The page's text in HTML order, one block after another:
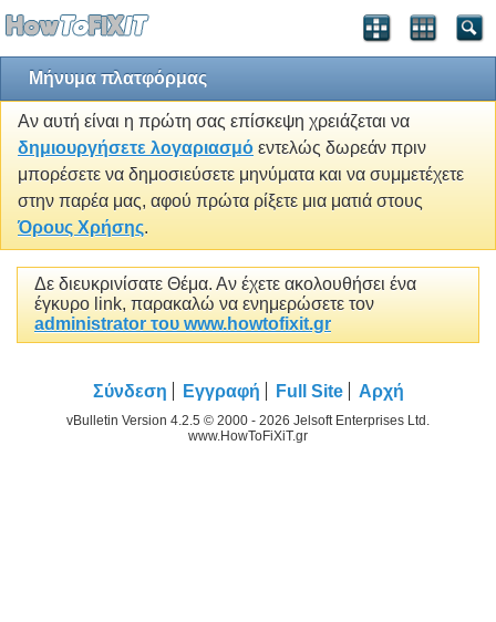
Μήνυμα πλατφόρμας
Αν αυτή είναι η πρώτη σας επίσκεψη χρειάζεται να
δημιουργήσετε λογαριασμό εντελώς δωρεάν πριν
μπορέσετε να δημοσιεύσετε μηνύματα και να συμμετέχετε
στην παρέα μας, αφού πρώτα ρίξετε μια ματιά στους
Όρους Χρήσης.
Δε διευκρινίσατε Θέμα. Αν έχετε ακολουθήσει ένα
έγκυρο link, παρακαλώ να ενημερώσετε τον
administrator του www.howtofixit.gr
Σύνδεση Εγγραφή Full Site Αρχή
vBulletin Version 4.2.5 © 2000 - 2026 Jelsoft Enterprises Ltd.
www.HowToFiXiT.gr